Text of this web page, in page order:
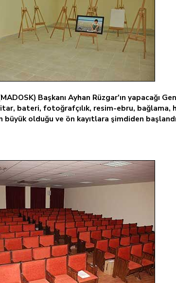
Başkanı Ayhan Rüzgar'ın yapacağı
bateri, fotoğrafçılık, resim-ebru,
olduğu ve ön kayıtlara şimdiden